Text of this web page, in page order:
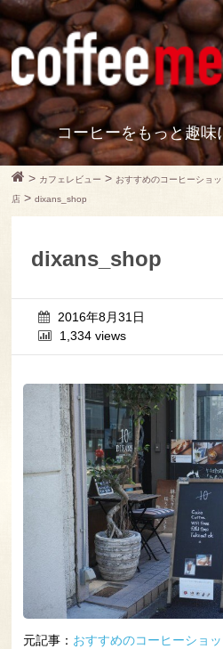
コーヒーをもっと趣味
> カフェレビュー > おすすめのコーヒーショ
店 >dixans_shop
dixans_shop
2016年8月31日
1,334 views
元記事： おすすめのコーヒーショ